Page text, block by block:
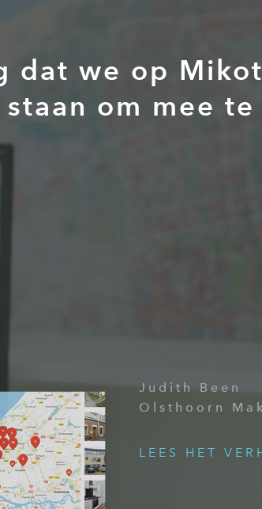
dat we op
om mee
Judith Been
Olsthoorn
LEES HET